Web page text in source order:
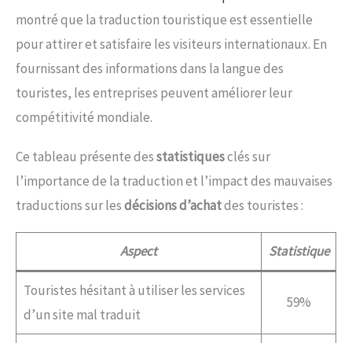
montré que la traduction touristique est essentielle
pour attirer et satisfaire les visiteurs internationaux. En
fournissant des informations dans la langue des
touristes, les entreprises peuvent améliorer leur
compétitivité mondiale.
Ce tableau présente desstatistiquesclés sur
l’importance de la traduction et l’impact des mauvaises
traductions sur lesdécisions d’achatdes touristes :
Aspect Statistique
Touristes hésitant à utiliser les services
d’un site mal traduit
59%